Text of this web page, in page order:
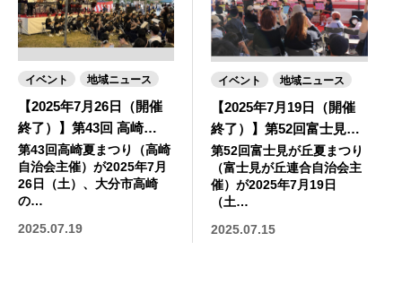
イベント 地域ニュース
【2025年7月26日（開催
終了）】第43回 高崎…
第43回高崎夏まつり（高崎
自治会主催）が2025年7月
26日（土）、大分市高崎
の…
2025.07.19
イベント 地域ニュース
【2025年7月19日（開催
終了）】第52回富士見…
第52回富士見が丘夏まつり
（富士見が丘連合自治会主
催）が2025年7月19日
（土…
2025.07.15